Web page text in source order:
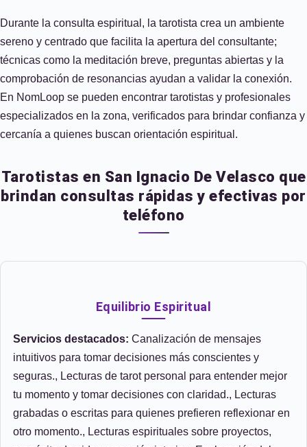
Durante la consulta espiritual, la tarotista crea un ambiente
sereno y centrado que facilita la apertura del consultante;
técnicas como la meditación breve, preguntas abiertas y la
comprobación de resonancias ayudan a validar la conexión.
En NomLoop se pueden encontrar tarotistas y profesionales
especializados en la zona, verificados para brindar confianza y
cercanía a quienes buscan orientación espiritual.
Tarotistas en San Ignacio De Velasco que
brindan consultas rápidas y efectivas por
teléfono
Equilibrio Espiritual
Servicios destacados: Canalización de mensajes
intuitivos para tomar decisiones más conscientes y
seguras., Lecturas de tarot personal para entender mejor
tu momento y tomar decisiones con claridad., Lecturas
grabadas o escritas para quienes prefieren reflexionar en
otro momento., Lecturas espirituales sobre proyectos,